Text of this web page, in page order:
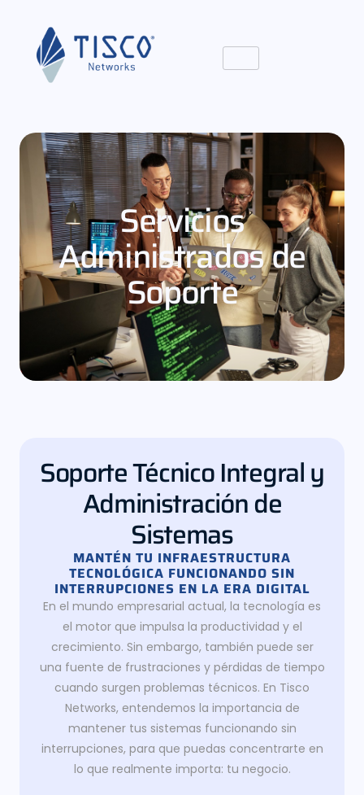
Servicios
Administrados de
Soporte
Soporte Técnico Integral y
Administración de
Sistemas
MANTÉN TU INFRAESTRUCTURA
TECNOLÓGICA FUNCIONANDO SIN
INTERRUPCIONES EN LA ERA DIGITAL
En el mundo empresarial actual, la tecnología es
el motor que impulsa la productividad y el
crecimiento. Sin embargo, también puede ser
una fuente de frustraciones y pérdidas de tiempo
cuando surgen problemas técnicos. En Tisco
Networks, entendemos la importancia de
mantener tus sistemas funcionando sin
interrupciones, para que puedas concentrarte en
lo que realmente importa: tu negocio.